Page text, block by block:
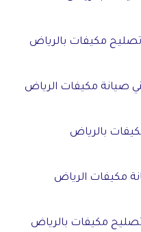
مكيفات بالرياض
صيانة مكيفات الرياض
بالرياض
مكيفات الرياض
مكيفات بالرياض